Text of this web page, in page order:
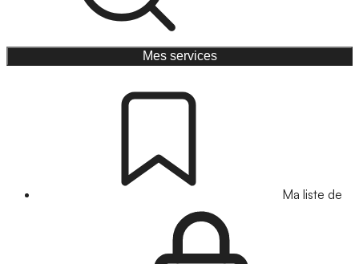
Mes services
Ma liste de